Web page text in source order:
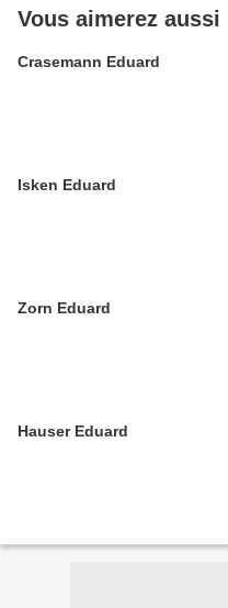
Vous aimerez aussi
Crasemann Eduard
Isken Eduard
Zorn Eduard
Hauser Eduard